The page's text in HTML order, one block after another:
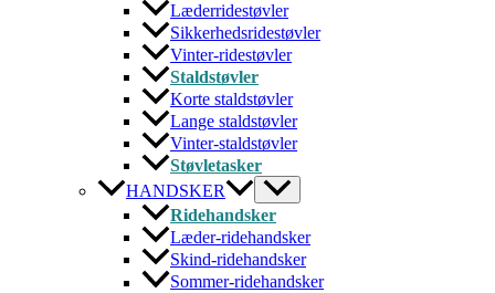
Læderridestøvler
Sikkerhedsridestøvler
Vinter-ridestøvler
Staldstøvler
Korte staldstøvler
Lange staldstøvler
Vinter-staldstøvler
Støvletasker
HANDSKER
Ridehandsker
Læder-ridehandsker
Skind-ridehandsker
Sommer-ridehandsker